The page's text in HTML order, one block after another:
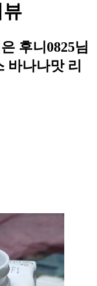
후니0825님
바나나맛 리